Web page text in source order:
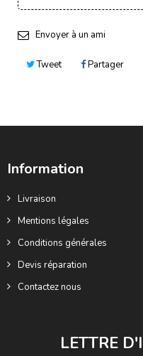
Envoyer à un ami
Tweet Partager
Information
Livraison
Mentions légales
Conditions générales
Devis réparation
Contactez nous
LETTRE